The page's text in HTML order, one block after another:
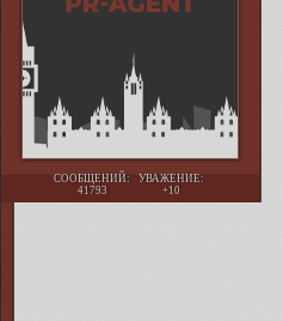
СООБЩЕНИЙ:
41793
УВАЖЕНИЕ:
+10